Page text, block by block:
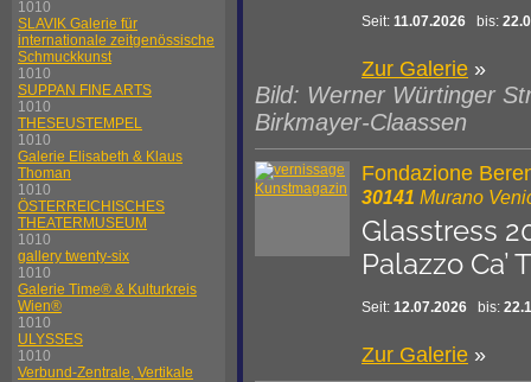
1010
SLAVIK Galerie für
internationale zeitgenössische
Schmuckkunst
1010
SUPPAN FINE ARTS
1010
THESEUSTEMPEL
1010
Galerie Elisabeth & Klaus
Thoman
1010
ÖSTERREICHISCHES
THEATERMUSEUM
1010
gallery twenty-six
1010
Galerie Time® & Kulturkreis
Wien®
1010
ULYSSES
1010
Verbund-Zentrale, Vertikale
Seit: 11.07.2026 bis:
Zur Galerie »
Bild: Werner Würtinger
Birkmayer-Claassen
Fondazione
30141 Murano
Glasstress
Palazzo Ca’
Seit: 12.07.2026 bis:
Zur Galerie »